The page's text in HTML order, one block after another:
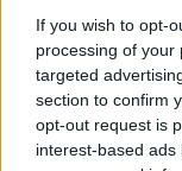
If you wish to opt-
processing of your
targeted
section to confirm
opt-out request is
interest-based
nuovi modi di
HTC HD7
Gli utenti di HTC